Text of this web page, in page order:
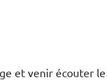
et venir écouter